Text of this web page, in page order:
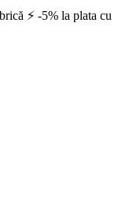
⚡ -5% la plata cu